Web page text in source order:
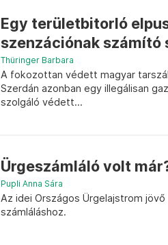
Egy területbitorló
szenzációnak számító
Thüringer Barbara
A fokozottan védett magyar
Szerdán azonban egy illegálisan
szolgáló védett...
Ürgeszámláló volt
Pupli Anna Sára
Az idei Országos Ürgelajstrom
számláláshoz.